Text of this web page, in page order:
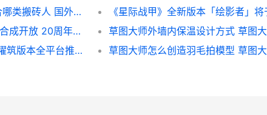
外服游戏搬砖怎么选 韩游适合哪类搬砖人 国外平台游戏搬砖
《跑跑卡丁车》迅引擎无限制合成开放 20周年嘉年华进行中 跑跑卡丁车单机版
《SIM城市：我是市长》蓝岸曜筑版本全平台推出 sim city 3
草图大师怎么创造羽毛拍模型 草图